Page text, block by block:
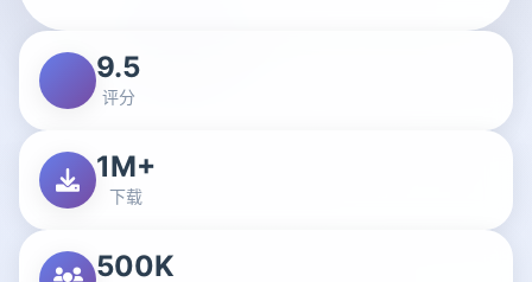
9.5
评分
1M+
下载
500K